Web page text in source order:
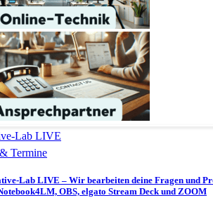
Lab LIVE
Termine
Lab LIVE – Wir bearbeiten deine Fragen und
OBS, elgato Stream Deck und ZOOM